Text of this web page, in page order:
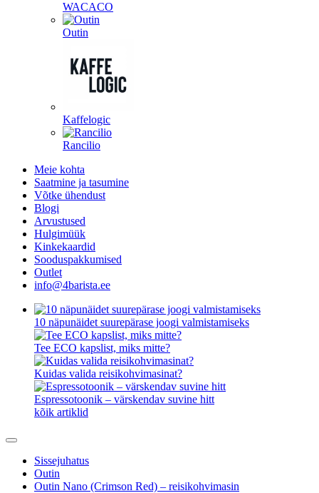
WACACO
Outin
Kaffelogic
Rancilio
Meie kohta
Saatmine ja tasumine
Võtke ühendust
Blogi
Arvustused
Hulgimüük
Kinkekaardid
Sooduspakkumised
Outlet
info@4barista.ee
10 näpunäidet suurepärase joogi valmistamiseks
Tee ECO kapslist, miks mitte?
Kuidas valida reisikohvimasinat?
Espressotoonik – värskendav suvine hitt
kõik artiklid
Sissejuhatus
Outin
Outin Nano (Crimson Red) – reisikohvimasin